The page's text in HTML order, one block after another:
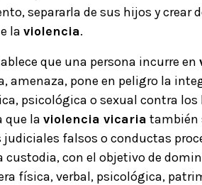
separarla de sus hijos y crear
la violencia.
que una persona incurre en
amenaza, pone en peligro la
psicológica o sexual contra los
que la violencia vicaria también
falsos o conductas
custodia, con el objetivo de
física, verbal, psicológica,